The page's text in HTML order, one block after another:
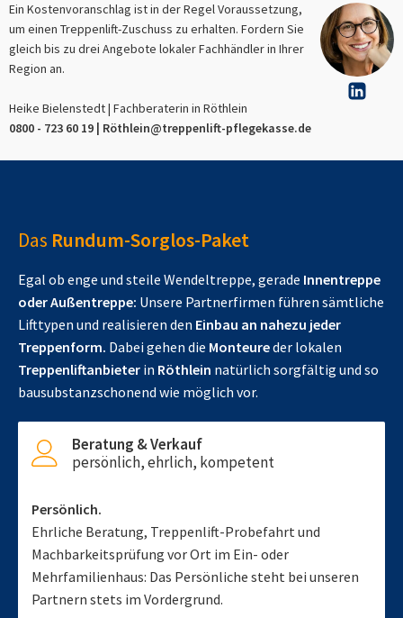
Ein Kostenvoranschlag ist in der Regel Voraussetzung,
um einen Treppenlift-Zuschuss zu erhalten. Fordern Sie
gleich bis zu drei Angebote lokaler Fachhändler in Ihrer
Region an.
Heike Bielenstedt | Fachberaterin in Röthlein
0800 - 723 60 19 | Röthlein@treppenlift-pflegekasse.de
Das Rundum-Sorglos-Paket
Egal ob enge und steile Wendeltreppe, gerade Innentreppe
oder Außentreppe: Unsere Partnerfirmen führen sämtliche
Lifttypen und realisieren den Einbau an nahezu jeder
Treppenform. Dabei gehen die Monteureder lokalen
Treppenliftanbieter in Röthlein natürlich sorgfältig und so
bausubstanzschonend wie möglich vor.
Beratung & Verkauf
persönlich, ehrlich, kompetent
Persönlich.
Ehrliche Beratung, Treppenlift-Probefahrt und
Machbarkeitsprüfung vor Ort im Ein- oder
Mehrfamilienhaus: Das Persönliche steht bei unseren
Partnern stets im Vordergrund.